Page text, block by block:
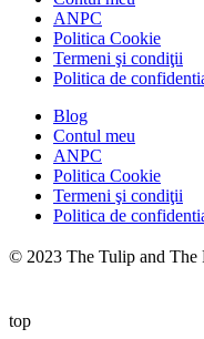
ANPC
Politica Cookie
Termeni şi condiţii
Politica de
Blog
Contul meu
ANPC
Politica Cookie
Termeni şi condiţii
Politica de
© 2023 The Tulip and
top